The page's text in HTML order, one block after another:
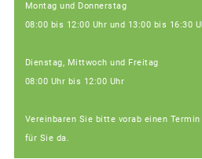
Montag und Donnerstag
08:00 bis 12:00 Uhr und 13:00 bis 16:30
Dienstag, Mittwoch und Freitag
08:00 Uhr bis 12:00 Uhr
Vereinbaren Sie bitte vorab einen
für Sie da.